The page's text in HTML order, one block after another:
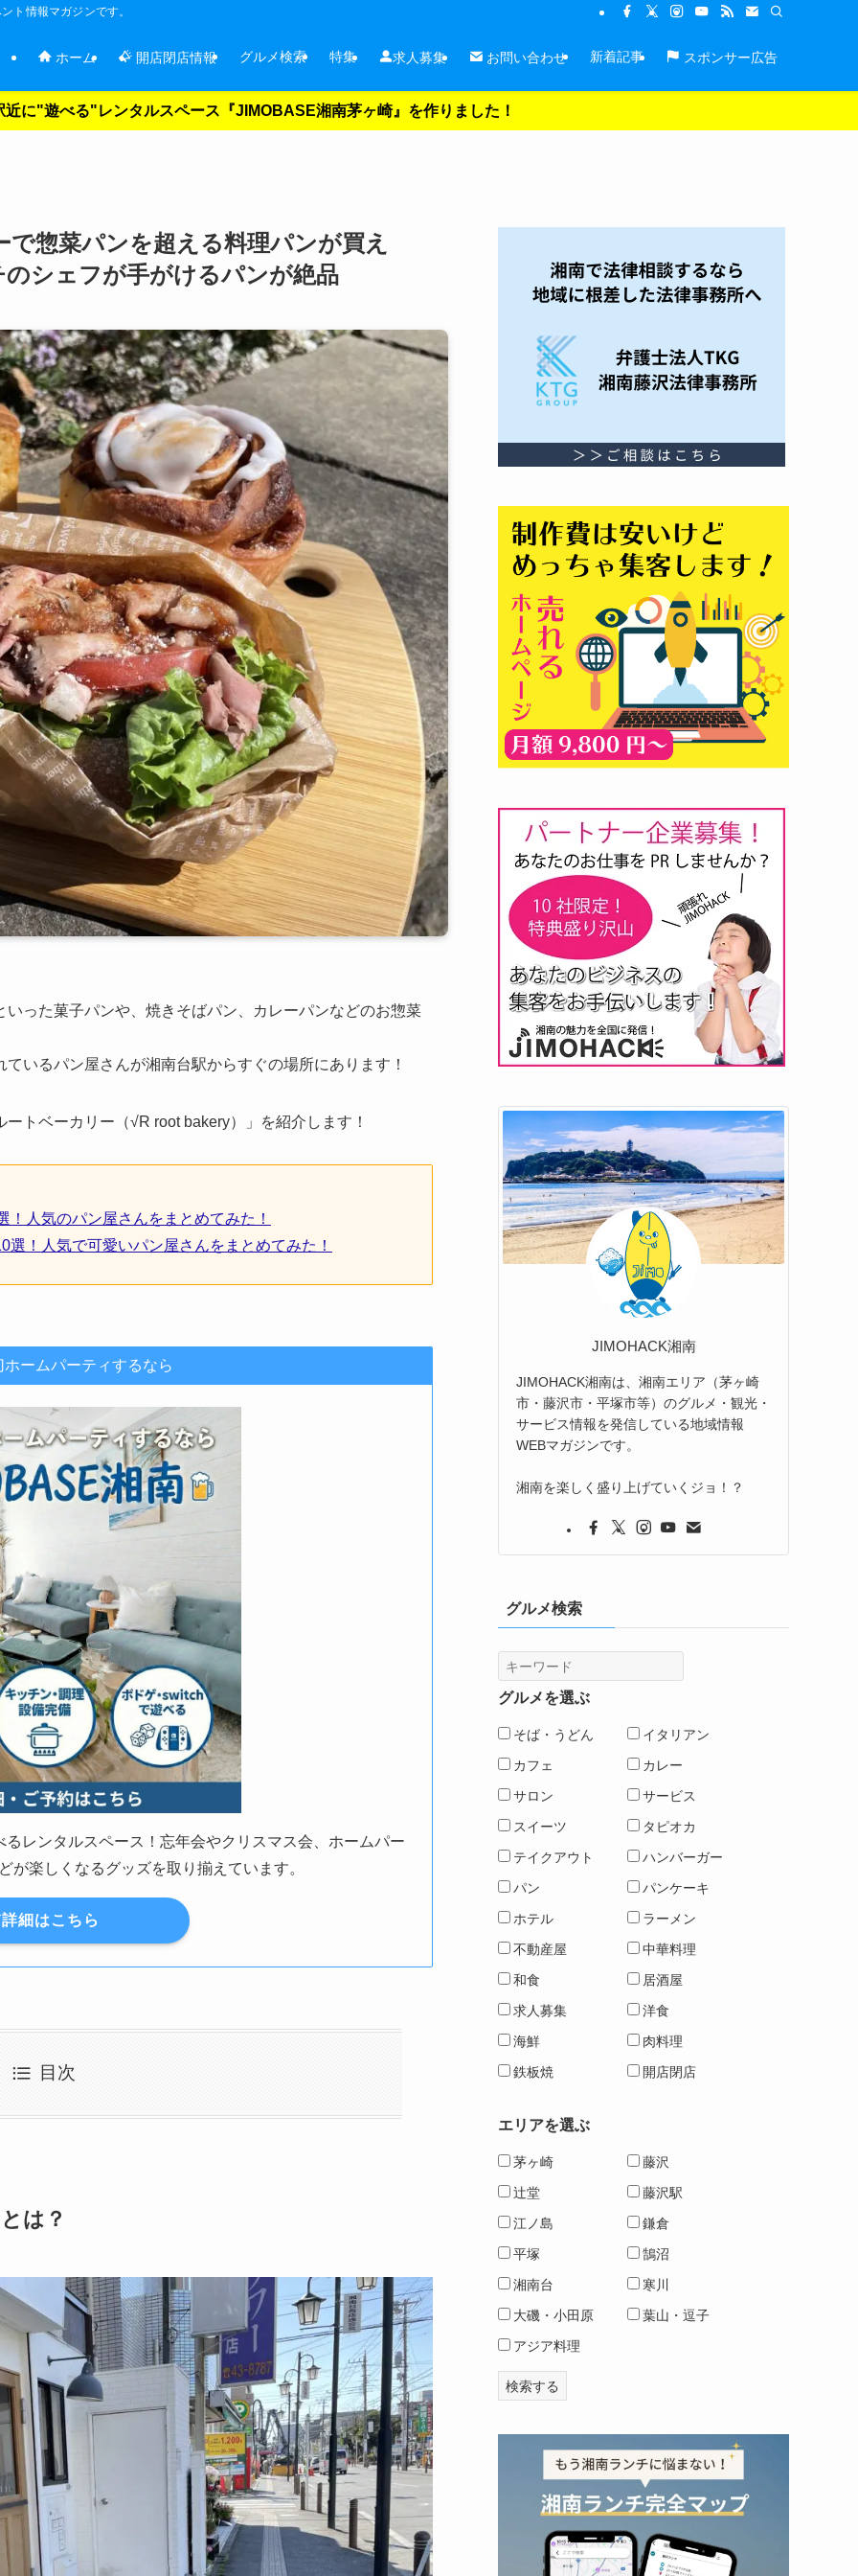
ト情報マガジンです。
ホーム 開店閉店情報 グルメ検索 特集 求人募集 お問い合わせ 新着記事 スポンサー広告
近に"遊べる"レンタルスペース『JIMOBASE湘南茅ヶ崎』を作りました！
惣菜パンを超える料理パンが買え
シェフが手がけるパンが絶品
った菓子パンや、焼きそばパン、カレーパンなどのお惣菜
いるパン屋さんが湘南台駅からすぐの場所にあります！
トベーカリー（√R root bakery）」を紹介します！
人気のパン屋さんをまとめてみた！
！人気で可愛いパン屋さんをまとめてみた！
ームパーティするなら
レンタルスペース！忘年会やクリスマス会、ホームパー
が楽しくなるグッズを取り揃えています。
詳細はこちら
目次
は？
JIMOHACK湘南
JIMOHACK湘南は、湘南エリア（茅ヶ崎
市・藤沢市・平塚市等）のグルメ・観光・
サービス情報を発信している地域情報
WEBマガジンです。
湘南を楽しく盛り上げていくジョ！？
グルメ検索
グルメを選ぶ
そば・うどん
イタリアン
カフェ
カレー
サロン
サービス
スイーツ
タピオカ
テイクアウト
ハンバーガー
パン
パンケーキ
ホテル
ラーメン
不動産屋
中華料理
和食
居酒屋
求人募集
洋食
海鮮
肉料理
鉄板焼
開店閉店
エリアを選ぶ
茅ヶ崎
藤沢
辻堂
藤沢駅
江ノ島
鎌倉
平塚
鵠沼
湘南台
寒川
大磯・小田原
葉山・逗子
アジア料理